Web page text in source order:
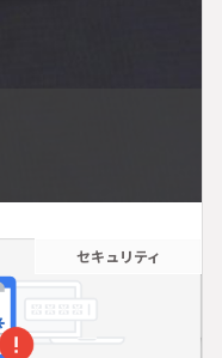
セキュリティ